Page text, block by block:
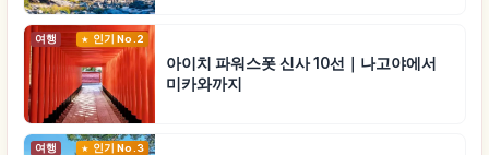
여행 인기 No.2
아이치 파워스폿 신사 10선｜나고야에서
미카와까지
여행 인기 No.3